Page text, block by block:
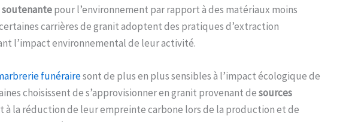
soutenantepour l’environnement par rapport à des matériaux moins
carrières de granit adoptent des pratiques d’extraction
l’impact environnemental de leur activité.
funérairesont de plus en plus sensibles à l’impact écologique de
choisissent de s’approvisionner en granit provenant desources
à la réduction de leur empreinte carbone lors de la production et de